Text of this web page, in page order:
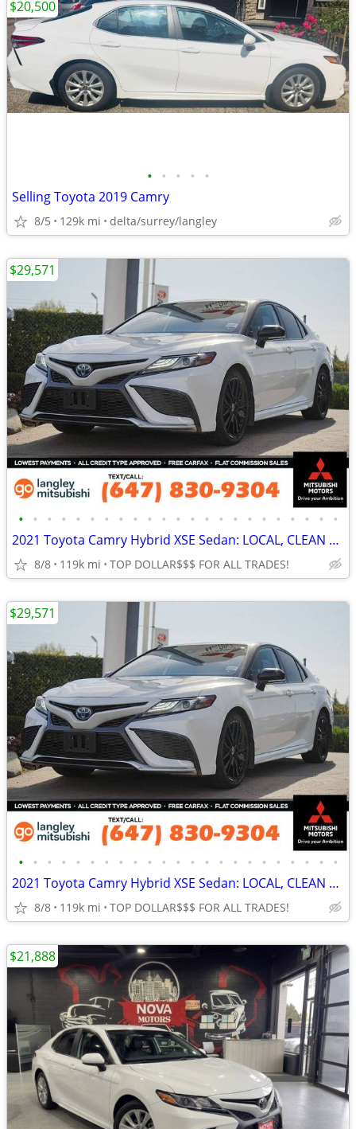
• • • • •
Selling Toyota 2019 Camry
8/5 129k mi delta/surrey/langley
$20,500
• • • • • • • • • • • • • • • • • • • • • • •
2021 Toyota Camry Hybrid XSE Sedan: LOCAL, CLEAN TITLE
8/8 119k mi TOP DOLLAR$$$ FOR ALL TRADES!
$29,571
• • • • • • • • • • • • • • • • • • • • • • •
2021 Toyota Camry Hybrid XSE Sedan: LOCAL, CLEAN TITLE
8/8 119k mi TOP DOLLAR$$$ FOR ALL TRADES!
$29,571
$21,888